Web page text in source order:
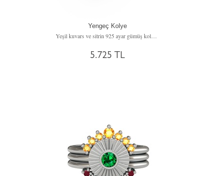
Yengeç Kolye
Yeşil kuvars ve sitrin 925 ayar gümüş kolye (40 cm gümüş rolo zincir)
5.725 TL